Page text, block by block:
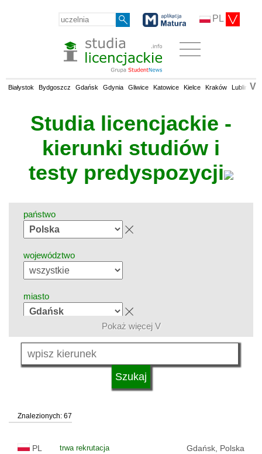
PL
Białystok Bydgoszcz Gdańsk Gdynia Gliwice Katowice Kielce Kraków Lublin V
Studia licencjackie -
kierunki studiów i
testy predyspozycji
państwo
województwo
miasto
grupa kierunków
system studiów
Pokaż więcej V
Znalezionych: 67
PL trwa rekrutacja Gdańsk, Polska